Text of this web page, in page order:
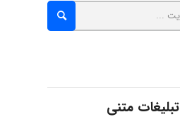
Jafar Tym
تبلیغات متنی